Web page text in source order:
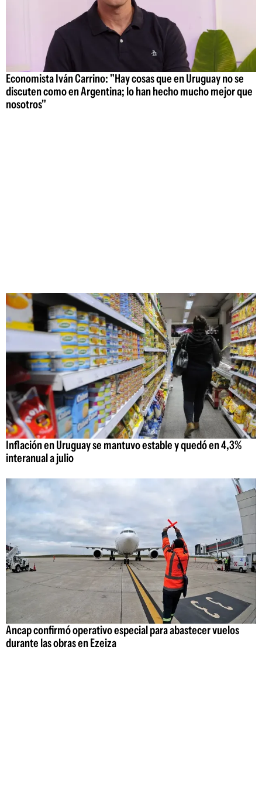
Economista Iván Carrino: "Hay cosas que en Uruguay no se
discuten como en Argentina; lo han hecho mucho mejor que
nosotros"
Inflación en Uruguay se mantuvo estable y quedó en 4,3%
interanual a julio
Ancap confirmó operativo especial para abastecer vuelos
durante las obras en Ezeiza